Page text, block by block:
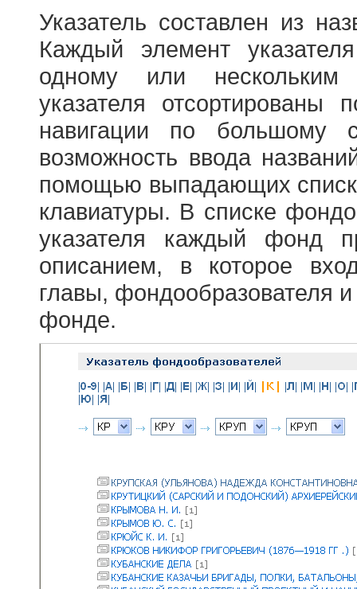
Указатель составлен из
Каждый элемент
одному или
указателя отсортированы
навигации по большому
возможность ввода
помощью выпадающих
клавиатуры. В списке
указателя каждый фонд
описанием, в которое
главы, фондообразователя
фонде.